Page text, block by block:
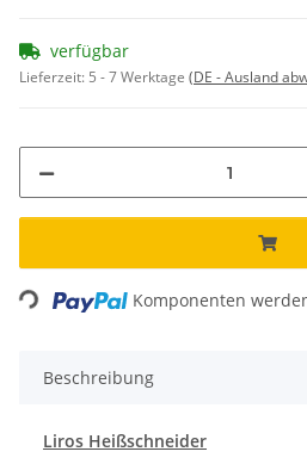
verfügbar
Lieferzeit: 5 - 7 Werktage (DE - Ausland
Komponenten
Beschreibung
Liros Heißschneider